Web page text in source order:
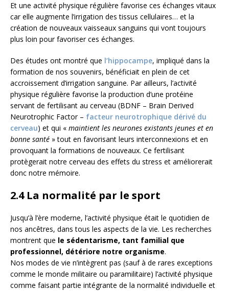
Et une activité physique régulière favorise ces échanges vitaux
car elle augmente l’irrigation des tissus cellulaires… et la
création de nouveaux vaisseaux sanguins qui vont toujours
plus loin pour favoriser ces échanges.
Des études ont montré que l’hippocampe, impliqué dans la
formation de nos souvenirs, bénéficiait en plein de cet
accroissement d’irrigation sanguine. Par ailleurs, l’activité
physique régulière favorise la production d’une protéine
servant de fertilisant au cerveau (BDNF – Brain Derived
Neurotrophic Factor – facteur neurotrophique dérivé du
cerveau) et qui « maintient les neurones existants jeunes et en
bonne santé » tout en favorisant leurs interconnexions et en
provoquant la formations de nouveaux. Ce fertilisant
protègerait notre cerveau des effets du stress et améliorerait
donc notre mémoire.
2.4 La normalité par le sport
Jusqu’à l’ère moderne, l’activité physique était le quotidien de
nos ancêtres, dans tous les aspects de la vie. Les recherches
montrent que le sédentarisme, tant familial que
professionnel, détériore notre organisme.
Nos modes de vie n’intègrent pas (sauf à de rares exceptions
comme le monde militaire ou paramilitaire) l’activité physique
comme faisant partie intégrante de la normalité individuelle et